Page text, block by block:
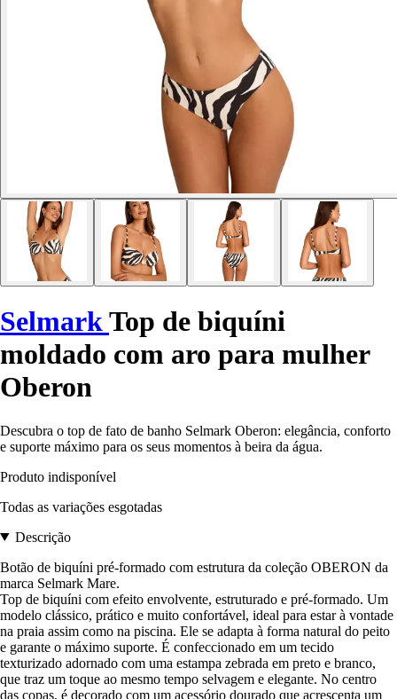
SelmarkTop de biquíni
moldado com aro para mulher
Oberon
Descubra o top de fato de banho Selmark Oberon: elegância, conforto
e suporte máximo para os seus momentos à beira da água.
Produto indisponível
Todas as variações esgotadas
Descrição
Botão de biquíni pré-formado com estrutura da coleção OBERON da
marca Selmark Mare.
Top de biquíni com efeito envolvente, estruturado e pré-formado. Um
modelo clássico, prático e muito confortável, ideal para estar à vontade
na praia assim como na piscina. Ele se adapta à forma natural do peito
e garante o máximo suporte. É confeccionado em um tecido
texturizado adornado com uma estampa zebrada em preto e branco,
que traz um toque ao mesmo tempo selvagem e elegante. No centro
das copas, é decorado com um acessório dourado que acrescenta um